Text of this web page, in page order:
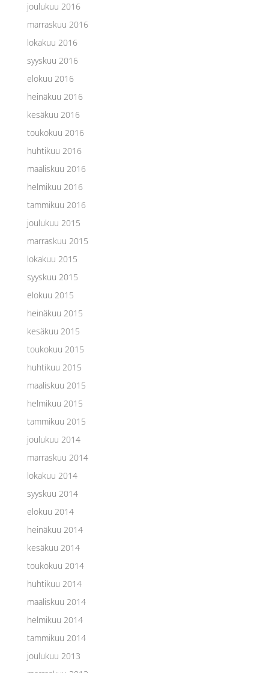
joulukuu 2016
marraskuu 2016
lokakuu 2016
syyskuu 2016
elokuu 2016
heinäkuu 2016
kesäkuu 2016
toukokuu 2016
huhtikuu 2016
maaliskuu 2016
helmikuu 2016
tammikuu 2016
joulukuu 2015
marraskuu 2015
lokakuu 2015
syyskuu 2015
elokuu 2015
heinäkuu 2015
kesäkuu 2015
toukokuu 2015
huhtikuu 2015
maaliskuu 2015
helmikuu 2015
tammikuu 2015
joulukuu 2014
marraskuu 2014
lokakuu 2014
syyskuu 2014
elokuu 2014
heinäkuu 2014
kesäkuu 2014
toukokuu 2014
huhtikuu 2014
maaliskuu 2014
helmikuu 2014
tammikuu 2014
joulukuu 2013